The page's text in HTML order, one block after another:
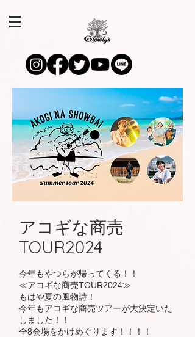
​アコギな商売
TOUR2024
今年もやつらが帰ってくる！！
≪アコギな商売TOUR2024≫
もはや夏の風物詩！
今年もアコギな商売ツアーが大決定いた
しました！！
全8会場をかけめぐります！！！！